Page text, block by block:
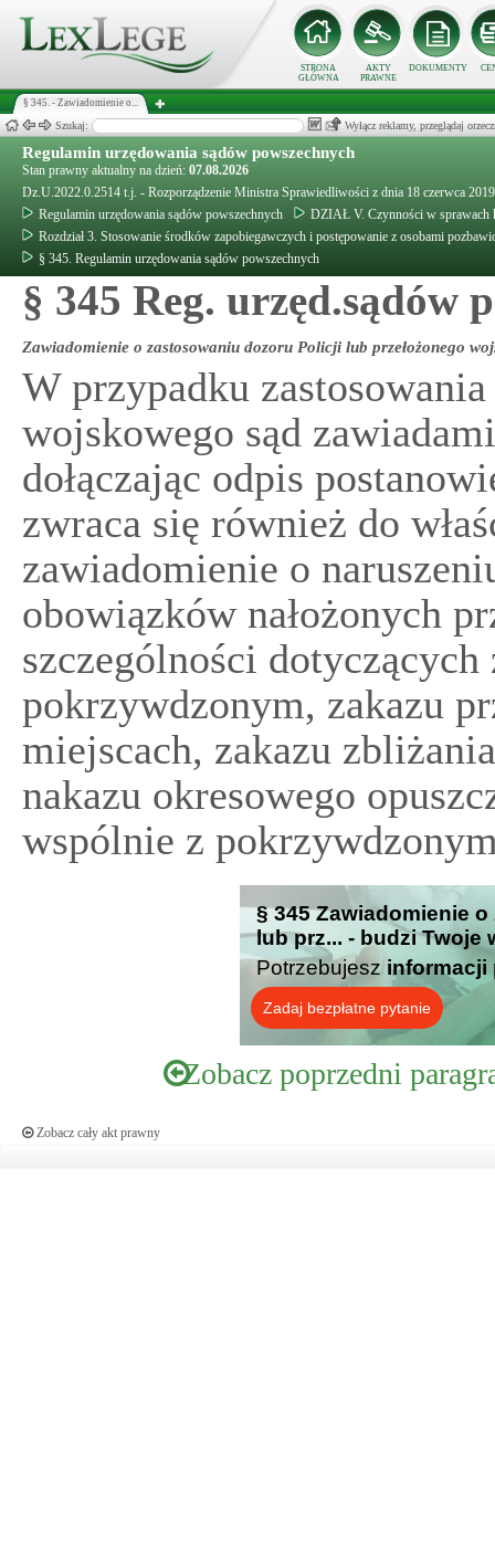
STRONA
GŁÓWNA
AKTY
PRAWNE
DOKUMENTY
§ 345. - Zawiadomienie o...
Szukaj: Wyłącz reklamy, przeglądaj
Regulamin urzędowania sądów powszechnych
Stan prawny aktualny na dzień: 07.08.2026
Dz.U.2022.0.2514 t.j. - Rozporządzenie Ministra Sprawiedliwości z dnia 18 czerwca
Regulamin urzędowania sądów powszechnych
DZIAŁ V. Czynności w sprawach
Rozdział 3. Stosowanie środków zapobiegawczych i postępowanie z osobami
§ 345. Regulamin urzędowania sądów powszechnych
§ 345 Reg. urzęd.sądów
Zawiadomienie o zastosowaniu dozoru Policji lub przełożonego
W przypadku
wojskowego sąd
dołączając odpis
zwraca się również do
zawiadomienie o
obowiązków nałożonych
szczególności
pokrzywdzonym, zakazu
miejscach, zakazu
nakazu okresowego
wspólnie z
§ 345 Zawiadomienie
lub prz... - budzi Twoje
Potrzebujesz informacji
Zadaj bezpłatne pytanie
Zobacz poprzedni
Zobacz cały akt prawny